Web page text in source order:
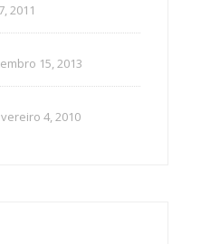
2011
15, 2013
4, 2010